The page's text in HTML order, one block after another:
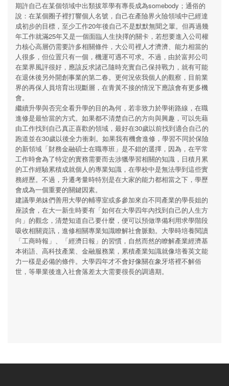
期許自己在某個領域中出類拔萃學有專長成為somebody；通俗的
說：在某個圈子裡打響個人名號，自己在產險界火險領域中已經達
成初步的目標，至少工作20年後自己不是默默無聞之輩。但再過幾
年工作就滿25年又是一個面臨人生抉擇的關卡，若想要進入公司權
力核心高層仍需要許多相關條件，大公司裡人才濟濟、能力相當的
人很多，但位置只有一個，機運可遇不可求。不過，由於富邦公司
在業界風評很好，應該反求諸己隨時充實自己保持戰力，就有可能
在退休後另外開創事業的第二春。更何況依我個人的觀察，目前業
界的再保人員培育出現斷層，在青黃不接的情況下應該會有更多機
會。
繼續升學與否完全看升學的目的為何，若非致力於學術路線，在職
進修是最恰當的方式。如果都不清楚自己的方向與興趣，可以先藉
由工作找到自己真正喜歡的領域，最好在30歲以前找到適合自己的
跑道並在30歲以後全力衝刺。如果我有機會進修，學習不同於保險
的新領域「財務金融碩士在職專班」是不錯的選擇，因為，在平常
工作時會為了特定的實務需要而去涉獵學習相關的知識，日積月累
的工作經驗累積成就個人的專業知識，在學校中是無法學到這些實
務經歷。不過，升遷考量時特別是在大家的能力都相當之下，學歷
會成為一個重要的關鍵因素。
建議學弟妹們善用大學的輔導室或多參加來自不同產業的學長姐的
座談會，在大一新生時要有「如何在大學四年內找到自己的人生方
向」的觀念，清楚知道自己要什麼，便可以預做準備利用求學階段
吸收相關資訊，進修相關專業知識瞭解社會脈動。大學時培養閱讀
「工商時報」、「經濟日報」的習慣，自然而然的瞭解產業經濟基
本術語、高科技產業、金融服務業，累積產業知識就像培養英文能
力一樣是必備的條件。大學四年才不會好像關在象牙塔裡不解俗
世，等畢業後進入社會落差太大需要很長的調適期。